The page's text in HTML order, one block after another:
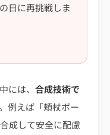
日に再挑戦しま
には、 合成技術で
例えば「頬杖ポー
成して安全に配慮